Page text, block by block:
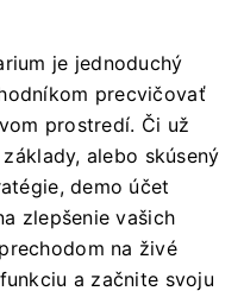
je jednoduchý
precvičovať
prostredí. Či už
alebo skúsený
demo účet
zlepšenie vašich
na živé
a začnite svoju